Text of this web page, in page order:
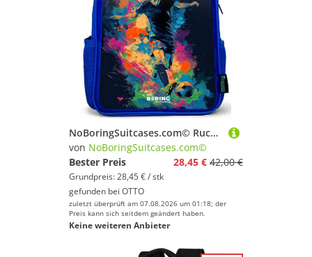
NoBoringSuitcases.com© Rucksack Blau - Neon - Fußballer - Farbenfroh, Kinderrucksack, Schulrucksack, Freizeitrucksack, Jungen, Kindergarten
von NoBoringSuitcases.com©
Bester Preis
28,45 € 42,00 €
Grundpreis: 28,45 € / stk
gefunden bei OTTO
zuletzt überprüft am 07.08.2026 um 01:18; der
Preis kann sich seitdem geändert haben.
Keine weiteren Anbieter